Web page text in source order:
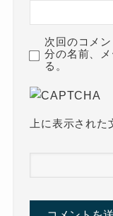
次回のコメ
分の名前、
る。
上に表示された